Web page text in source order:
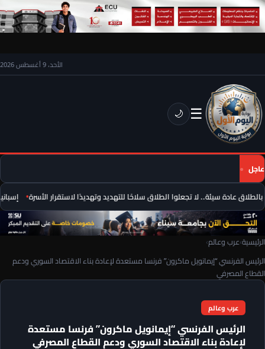
الأحد، 9 أغسطس 2026
☰
🌙
عاجل
عادة سيئة.. لا تجعلوا الطلاق سلاحًا للتهديد وتهديدًا لاستقرار الأسرة
الرئيسية›عرب وعالم›
الرئيس الفرنسي “إيمانويل ماكرون” فرنسا مستعدة لإعادة بناء الاقتصاد السوري ودعم
القطاع المصرفي
عرب وعالم
الرئيس الفرنسي “إيمانويل ماكرون” فرنسا مستعدة
لإعادة بناء الاقتصاد السوري ودعم القطاع المصرفي